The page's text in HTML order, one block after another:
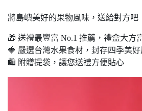
將島嶼美好的果物風味，送給對方吧
🎁 送禮最豐富 No.1 推薦，禮盒大方
🍓 嚴選台灣水果食材，封存四季美
🛍 附贈提袋，讓您送禮方便貼心